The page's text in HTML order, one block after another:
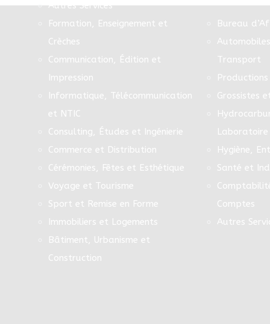
Autres Services
Formation, Enseignement et
Crèches
Communication, Édition et
Impression
Informatique, Télécommunication
et NTIC
Consulting, Études et Ingénierie
Commerce et Distribution
Cérémonies, Fêtes et Esthétique
Voyage et Tourisme
Sport et Remise en Forme
Immobiliers et Logements
Bâtiment, Urbanisme et
Construction
Bureau
Transport
Grossistes
Laboratoire
Hygiène,
Santé et
Comptes
Autres